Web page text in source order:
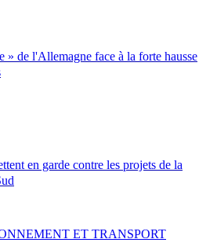
» de l'Allemagne face à la forte hausse
en garde contre les projets de la
ET TRANSPORT